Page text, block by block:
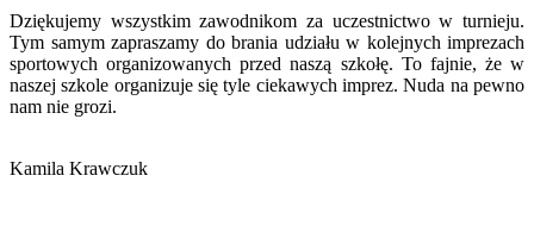
Dziękujemy wszystkim zawodnikom za uczestnictwo w turnieju.
Tym samym zapraszamy do brania udziału w kolejnych imprezach
sportowych organizowanych przed naszą szkołę. To fajnie, że w
naszej szkole organizuje się tyle ciekawych imprez. Nuda na pewno
nam nie grozi.
Kamila Krawczuk